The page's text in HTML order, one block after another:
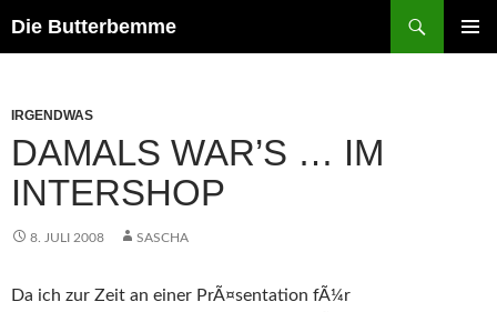
Inhalt
Die Butterbemme
IRGENDWAS
DAMALS WAR’S … IM
INTERSHOP
8. JULI 2008 SASCHA
Da ich zur Zeit an einer PrÃ¤sentation fÃ¼r